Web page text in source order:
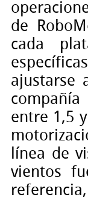
de
cada
ajustarse
entre 1,5
línea de
vientos